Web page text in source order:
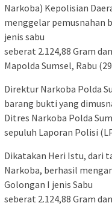
Narkoba) Kepolisian
menggelar pemusnahan
jenis sabu
seberat 2.124,88 Gram
Mapolda Sumsel, Rabu
Direktur Narkoba Polda
barang bukti yang
Ditres Narkoba Polda
sepuluh Laporan Polisi
Dikatakan Heri Istu, dari
Narkoba, berhasil
Golongan I jenis Sabu
seberat 2.124,88 Gram